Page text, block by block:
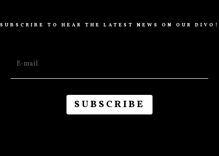
SUBSCRIBE TO HEAR THE LATEST NEWS ON OUR DIVO!